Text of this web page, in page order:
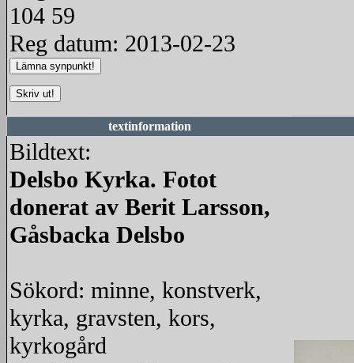
104 59
Reg datum: 2013-02-23
textinformation
Bildtext:
Delsbo Kyrka. Fotot
donerat av Berit Larsson,
Gåsbacka Delsbo
Sökord: minne, konstverk,
kyrka, gravsten, kors,
kyrkogård